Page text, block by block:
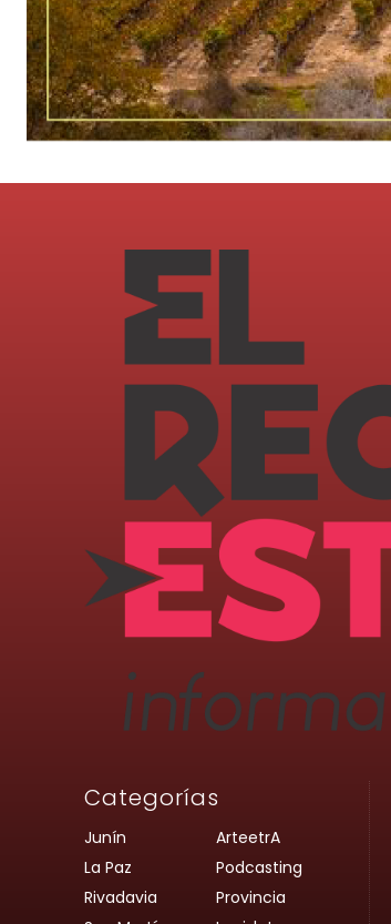
Categorías
Junín
La Paz
Rivadavia
ArteetrA
Podcasting
Provincia